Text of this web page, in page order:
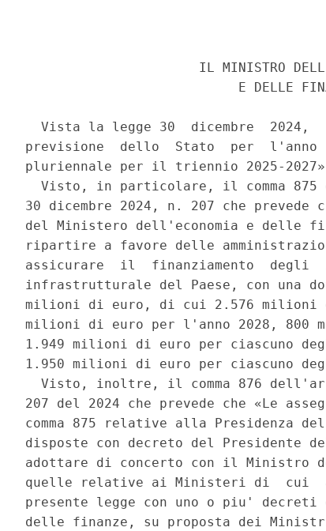
IL MINISTRO
E DELLE
Vista la legge 30  dicembre  2024,
previsione  dello  Stato  per
pluriennale per il triennio 2025-
Visto, in particolare, il comma 875
30 dicembre 2024, n. 207 che
del Ministero dell'economia e delle
ripartire a favore delle
assicurare  il  finanziamento  degli
infrastrutturale del Paese, con una
milioni di euro, di cui 2.576 milioni
milioni di euro per l'anno 2028, 800
1.949 milioni di euro per ciascuno
1.950 milioni di euro per ciascuno
Visto, inoltre, il comma 876
207 del 2024 che prevede che «Le
comma 875 relative alla Presidenza
disposte con decreto del
adottare di concerto con il Ministro
quelle relative ai Ministeri di  cui
presente legge con uno o piu'
delle finanze, su proposta dei